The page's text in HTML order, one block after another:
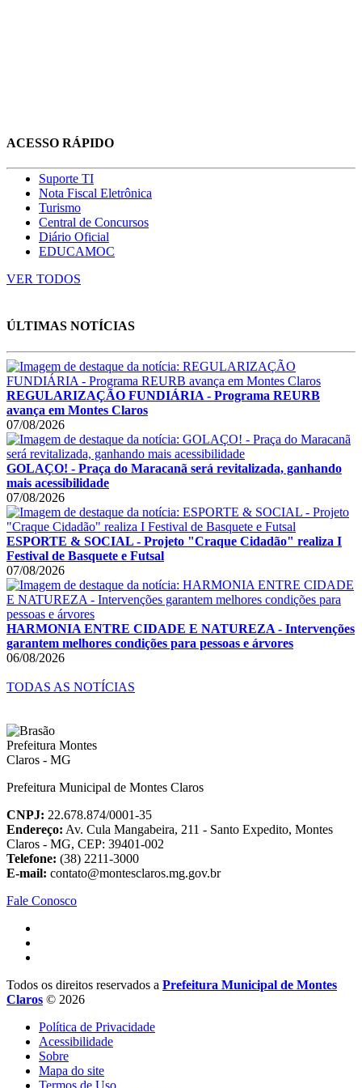
ACESSO RÁPIDO
Suporte TI
Nota Fiscal Eletrônica
Turismo
Central de Concursos
Diário Oficial
EDUCAMOC
VER TODOS
ÚLTIMAS NOTÍCIAS
REGULARIZAÇÃO FUNDIÁRIA - Programa REURB
avança em Montes Claros
07/08/2026
GOLAÇO! - Praça do Maracanã será revitalizada, ganhando
mais acessibilidade
07/08/2026
ESPORTE & SOCIAL - Projeto "Craque Cidadão" realiza I
Festival de Basquete e Futsal
07/08/2026
HARMONIA ENTRE CIDADE E NATUREZA - Intervenções
garantem melhores condições para pessoas e árvores
06/08/2026
TODAS AS NOTÍCIAS
Prefeitura Municipal de Montes Claros
CNPJ: 22.678.874/0001-35
Endereço: Av. Cula Mangabeira, 211 - Santo Expedito, Montes
Claros - MG, CEP: 39401-002
Telefone: (38) 2211-3000
E-mail: contato@montesclaros.mg.gov.br
Fale Conosco
Todos os direitos reservados a Prefeitura Municipal de Montes
Claros © 2026
Política de Privacidade
Acessibilidade
Sobre
Mapa do site
Termos de Uso